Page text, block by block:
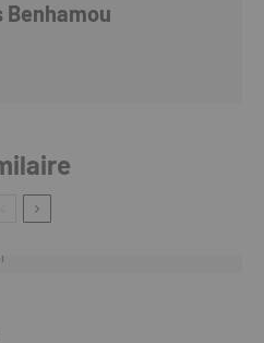
Benhamou